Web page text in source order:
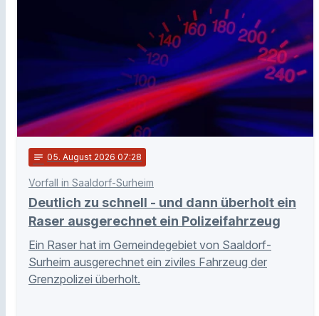
notes 05. August 2026 07:28
Vorfall in Saaldorf-Surheim
Deutlich zu schnell - und dann überholt ein
Raser ausgerechnet ein Polizeifahrzeug
Ein Raser hat im Gemeindegebiet von Saaldorf-
Surheim ausgerechnet ein ziviles Fahrzeug der
Grenzpolizei überholt.